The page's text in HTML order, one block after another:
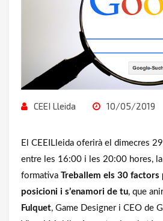
CEEI Lleida 10/05/2019
El CEEILleida oferirà el dimecres
entre les 16:00 i les 20:00 hores, la
formativa Treballem els 30 factors
posicioni i s’enamori de tu, que
Fulquet, Game Designer i CEO de